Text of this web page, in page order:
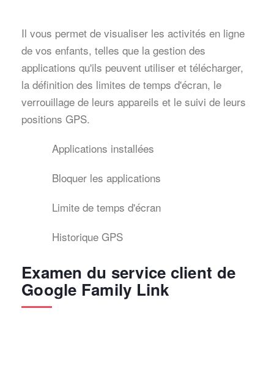
Il vous permet de visualiser les activités en ligne
de vos enfants, telles que la gestion des
applications qu'ils peuvent utiliser et télécharger,
la définition des limites de temps d'écran, le
verrouillage de leurs appareils et le suivi de leurs
positions GPS.
Applications installées
Bloquer les applications
Limite de temps d'écran
Historique GPS
Examen du service client de
Google Family Link